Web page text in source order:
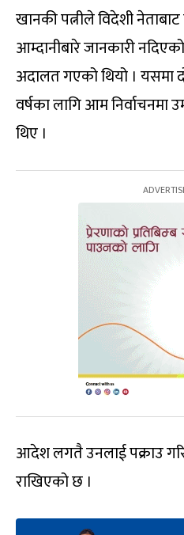
खानकी पत्नीले विदेशी
आम्दानीबारे जानकारी
अदालत गएको थियो । यसमा
वर्षका लागि आम निर्वाचनमा
थिए ।
आदेश लगतै उनलाई पक्राउ
राखिएको छ ।